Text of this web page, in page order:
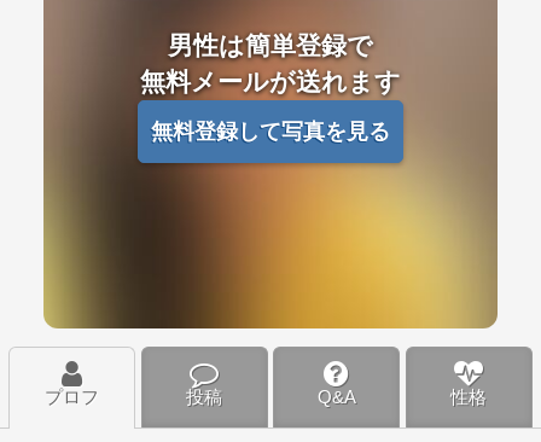
男性は簡単登録で
無料メールが送れます
無料登録して写真を見る
プロフ 投稿 Q&A 性格